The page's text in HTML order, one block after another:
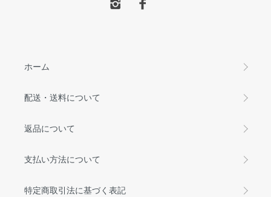
ホーム
配送・送料について
返品について
支払い方法について
特定商取引法に基づく表記